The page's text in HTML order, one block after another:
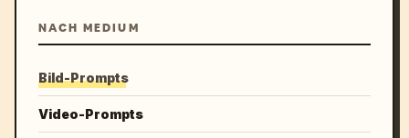
NACH MEDIUM
Bild-Prompts
Video-Prompts